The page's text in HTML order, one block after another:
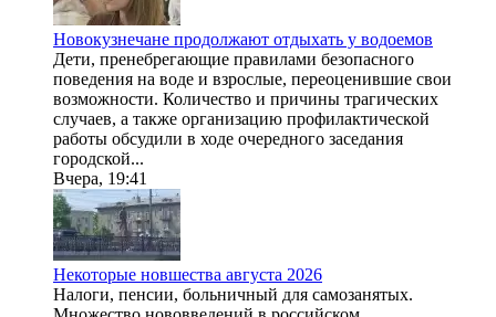
Новокузнечане продолжают отдыхать у водоемов
Дети, пренебрегающие правилами безопасного
поведения на воде и взрослые, переоценившие свои
возможности. Количество и причины трагических
случаев, а также организацию профилактической
работы обсудили в ходе очередного заседания
городской...
Вчера, 19:41
Некоторые новшества августа 2026
Налоги, пенсии, больничный для самозанятых.